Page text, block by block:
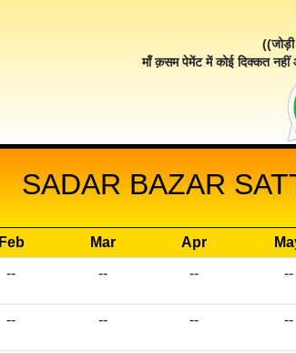
माँ क़सम पेमेंट में कोई दिक्कत नहीं
SADAR BAZAR
Feb Mar Apr
-- -- -- --
-- -- -- --